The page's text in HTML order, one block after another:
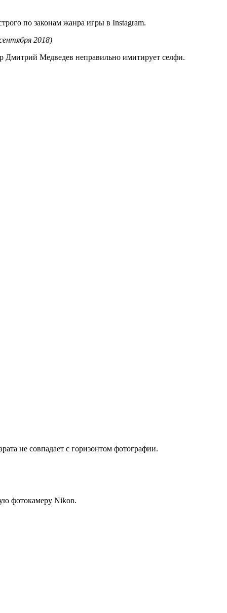
по законам жанра игры в Instagram.
2018)
Дмитрий Медведев неправильно имитирует селфи.
не совпадает с горизонтом фотографии.
фотокамеру Nikon.